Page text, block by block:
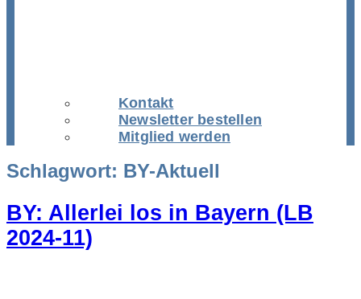
Kontakt
Newsletter bestellen
Mitglied werden
Schlagwort: BY-Aktuell
BY: Allerlei los in Bayern (LB
2024-11)